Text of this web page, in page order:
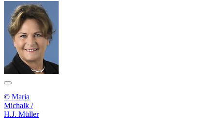
© Maria
Michalk /
H.J. Müller